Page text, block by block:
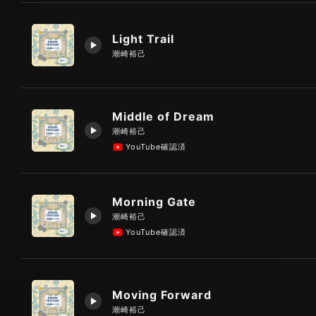
Light Trail
潮崎裕己
Middle of Dream
潮崎裕己
YouTube確認済
Morning Gate
潮崎裕己
YouTube確認済
Moving Forward
潮崎裕己